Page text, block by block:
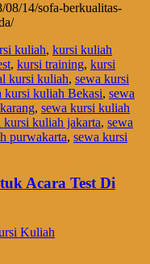
08/14/sofa-berkualitas-
kuliah, kursi kuliah
, kursi training, kursi
kursi kuliah, sewa kursi
kursi kuliah Bekasi, sewa
, sewa kursi kuliah
kursi kuliah jakarta, sewa
purwakarta, sewa kursi
Acara Test Di
Kuliah